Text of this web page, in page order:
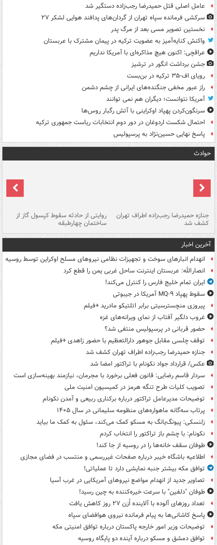
عامل اصلی قتل حمیدرضا رجب‌زاده دستگیر شد
سرکشی فرمانده سپاه تهران از گردان‌های پدافند هوایی لشکر ۲۷
نخستین تصویر مسی بعد از مرگ پدر
واکنش کنایه‌آمیز به عضویت ترکیه در پیمان مشترک با عربستان
عراقچی: اکنون هیچ مذاکره‌ای با آمریکا نداریم
جشن برداشت انگور در ترشیز
رویای اف-۳۵ ترکیه در بن‌بست
راز عبور مخفی جنگنده‌های ایرانی از چشم دشمن
آمریکا نتوانست؛ دیگران هم نمی توانند
سرنگون‌کردن پهپاد اوکراینی با آتش رگبار روس‌ها
احتمال شکست اردوغان در دور دوم انتخابات ریاست جمهوری ترکیه
پاسخ نهایی حسین‌نژاد به پرسپولیس
حوادث
جنازه حمیدرضا رجب‌زاده اطراف تهران
کشف شد
روایتی از حادثه سقوط کپسول گاز از
ساختمان چهارطبقه
آخرین اخبار
انهدام انبارهای سوخت و تجهیزات نظامی نیروهای مسلح اوکراین توسط روسیه
انصارالله: عربستان اینترنت ساحل غربی یمن را قطع کرد
ایران تمام خلیج فارس را کنترل می‌کند!
سقوط پهپاد MQ-۹ آمریکا در جیبوتی
پیروزی منچسترسیتی برابر اتلتیکو مادرید +فیلم
غروب دلگیر آفتاب از نمای ویرانه‌های غزه
حضور قربانی در پرسپولیس منتفی شد؟
توقف چلسی مقابل جوهور دارالتعظیم با حضور زاهدی +فیلم
جنازه حمیدرضا رجب‌زاده اطراف تهران کشف شد
عکس/ قرارداد جواد نکونام با تراکتور امضا شد
سردار قاسم رضایی: قانون فعلی برخورد با مجرمان، نیازمند بهینه‌سازی است
تصویب کلیات طرح تنگه هرمز در کمیسیون امنیت ملی
توضیحات مدیرعامل تراکتور درباره برکناری ربیعی و آمدن نکونام
پرتاب سه‌گانه ماهواره‌های منظومه سلیمانی در سال ۱۴۰۵
زلنسکی: پیونگ‌یانگ به مسکو کمک می‌کند، سئول به کمک ما بیاید
نکونام: با چشم باز تراکتور را انتخاب کردم
طوفان سقف خانه‌ها را در روسیه از جا ‌کند!
اطلاعیه باشگاه خیبر درباره صفحات غیررسمی و منتسب در فضای مجازی
توافق مکه بیشتر جنبه نمایشی دارد تا عملیاتی!
تصاویر جدید از انهدام مواضع نیروهای آمریکایی در غرب آسیا
طوفان "دلفین" با سرعت خیره‌کننده به چین رسید!
تعداد روزهای آلوده با آلاینده اُزن ۲۷ روز کاهش یافت
پاسخ کاشانی‌ها به پیام فرمانده نیروی هوافضای سپاه
توضیحات وزیر امور خارجه پاکستان درباره توافق امنیتی مکه
توافق دمشق و مسکو درباره آینده دو پایگاه روسیه